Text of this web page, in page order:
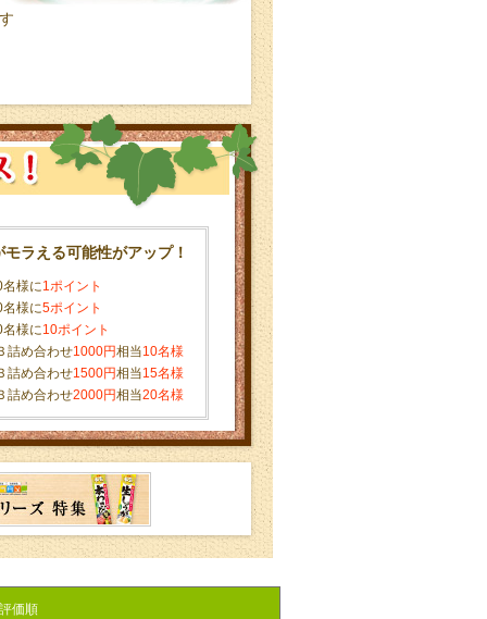
ラえる可能性がアップ！
様に1ポイント
様に5ポイント
様に10ポイント
詰め合わせ1000円相当10名様
詰め合わせ1500円相当15名様
詰め合わせ2000円相当20名様
評価順